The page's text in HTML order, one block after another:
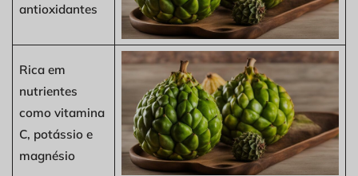
antioxidantes
Rica em
nutrientes
como vitamina
C, potássio e
magnésio